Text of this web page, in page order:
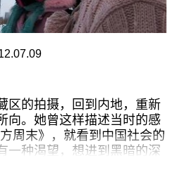
阻断。在社会层面，作为一
在地包含了某种紧张和危
奢侈。
种经验就是同质的。因为这
的个体经验构成。这些个体
它被表达出来的时候，我们
被使用，如何被感知，它的
哪里。
区的拍摄，回到内地，重新
向。她曾这样描述当时的感
周末》，就看到中国社会的
一种渴望，想进到黑暗的深